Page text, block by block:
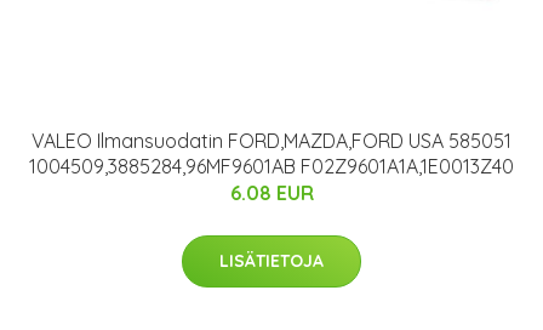
VALEO Ilmansuodatin FORD,MAZDA,FORD USA 585051
1004509,3885284,96MF9601AB F02Z9601A1A,1E0013Z40
6.08 EUR
LISÄTIETOJA